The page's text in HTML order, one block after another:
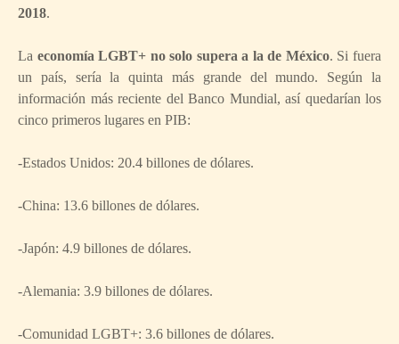
2018.
La economía LGBT+ no solo supera a la de México. Si fuera
un país, sería la quinta más grande del mundo. Según la
información más reciente del Banco Mundial, así quedarían los
cinco primeros lugares en PIB:
-Estados Unidos: 20.4 billones de dólares.
-China: 13.6 billones de dólares.
-Japón: 4.9 billones de dólares.
-Alemania: 3.9 billones de dólares.
-Comunidad LGBT+: 3.6 billones de dólares.